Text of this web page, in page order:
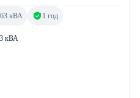
кВА
кВА 1 год